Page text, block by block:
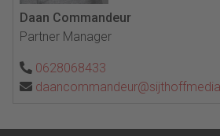
Daan Commandeur
Partner Manager
0628068433